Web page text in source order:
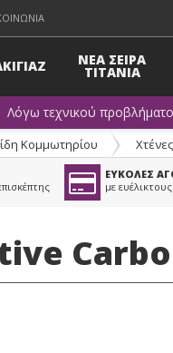
ΝΕΑ ΣΕΙΡΑ
TITANIA
Λόγω τεχνικού
Κομμωτηρίου > Χτένες
ΕΥΚΟΛΕΣ
με